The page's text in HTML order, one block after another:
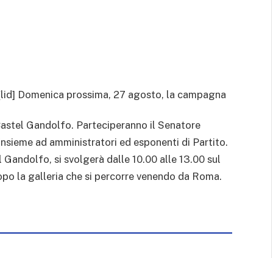
Domenica prossima, 27 agosto, la campagna
Gandolfo. Parteciperanno il Senatore
ad amministratori ed esponenti di Partito.
si svolgerà dalle 10.00 alle 13.00 sul
la galleria che si percorre venendo da Roma.